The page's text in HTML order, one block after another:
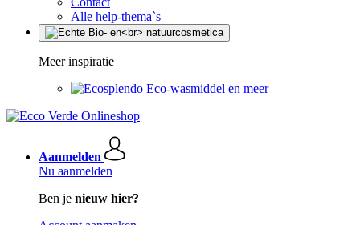
Alle help-thema`s
Meer inspiratie
Eco-wasmiddel en meer
Aanmelden
Nu aanmelden
Ben je nieuw hier?